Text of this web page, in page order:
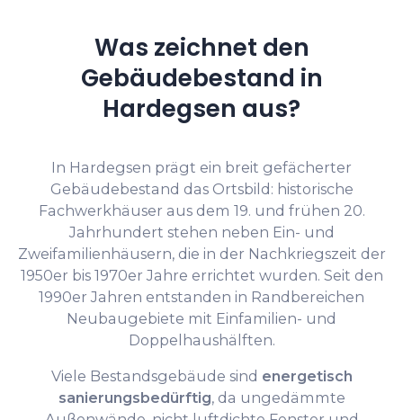
Was zeichnet den
Gebäudebestand in
Hardegsen aus?
In Hardegsen prägt ein breit gefächerter
Gebäudebestand das Ortsbild: historische
Fachwerkhäuser aus dem 19. und frühen 20.
Jahrhundert stehen neben Ein- und
Zweifamilienhäusern, die in der Nachkriegszeit der
1950er bis 1970er Jahre errichtet wurden. Seit den
1990er Jahren entstanden in Randbereichen
Neubaugebiete mit Einfamilien- und
Doppelhaushälften.
Viele Bestandsgebäude sind energetisch
sanierungsbedürftig, da ungedämmte